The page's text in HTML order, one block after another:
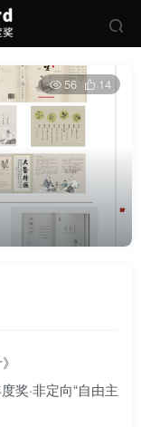
56 14
奖·非定向“自由主